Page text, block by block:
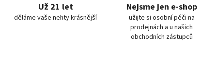
Už 21 let
děláme vaše nehty krásnější
Nejsme jen e-shop
užijte si osobní péči na
prodejnách a u našich
obchodních zástupců